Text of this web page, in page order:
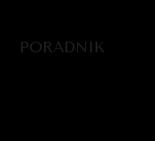
PORADNIK